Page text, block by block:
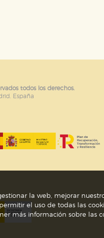
todos los derechos.
España
la web, mejorar
el uso de todas las
más información sobre las